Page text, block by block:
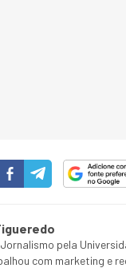
pela
com marketing e